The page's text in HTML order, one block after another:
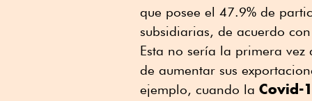
que posee el 47.9% de
subsidiarias, de acuerdo
Esta no sería la primera
de aumentar sus
ejemplo, cuando la Covid-